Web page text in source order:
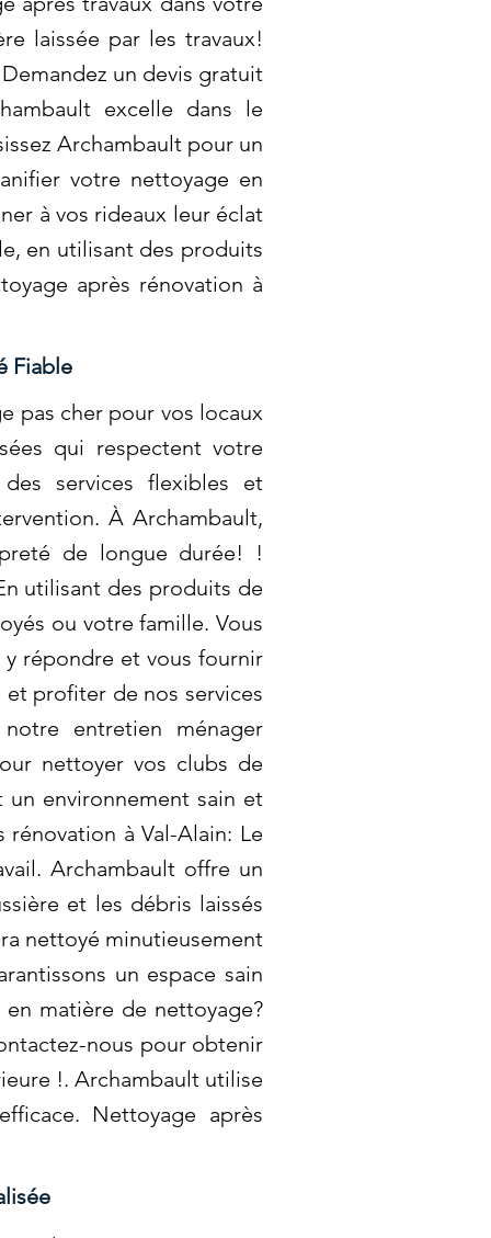
laissée par les travaux!
un devis gratuit
excelle dans le
Archambault pour un
votre nettoyage en
à vos rideaux leur éclat
en utilisant des produits
après rénovation à
Fiable
pas cher pour vos locaux
qui respectent votre
services flexibles et
À Archambault,
de longue durée! !
utilisant des produits de
ou votre famille. Vous
répondre et vous fournir
profiter de nos services
entretien ménager
nettoyer vos clubs de
environnement sain et
à Val-Alain: Le
Archambault offre un
et les débris laissés
nettoyé minutieusement
un espace sain
matière de nettoyage?
nous pour obtenir
!. Archambault utilise
Nettoyage après